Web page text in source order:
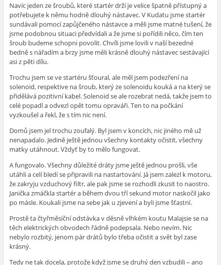
Navíc jeden ze šroubů, které startér drží je velice špatně přístupný a
potřebujete k němu hodně dlouhý nástavec. V Kudatu jsme startér
sundávali pomocí zapůjčeného nástavce a měli jsme matné tušení, že
jsme podobnou situaci předvídali a že jsme si pořídili něco, čím ten
šroub budeme schopni povolit. Chvíli jsme lovili v naší bezedné
bedně s nářadím a brzy jsme měli krásně dlouhý nástavec sestávající
asi z pěti dílu.
Trochu jsem se ve startéru šťoural, ale měl jsem podezření na
solenoid, respektive na šroub, který ze solenoidu kouká a na který se
přidělává pozitivní kabel. Solenoid se ale rozebrat nedá, takže jsem to
celé popadl a odvezl opět tomu opraváři. Ten to na počkání
vyzkoušel a řekl, že s tím nic není.
Domů jsem jel trochu zoufalý. Byl jsem v koncích, nic jiného mě už
nenapadalo. Jedině ještě jednou všechny kontakty očistit, všechny
matky utáhnout. Vždyť by to mělo fungovat.
A fungovalo. Všechny důležité dráty jsme ještě jednou prošli, vše
utáhli a celí bledí se připravili na nastartování. Já jsem zalezl k motoru,
že zakryju vzduchový filtr, ale pak jsme se rozhodli zkusit to naostro.
Janička zmáčkla startér a během dvou tří sekund motor naskočil jako
po másle. Koukali jsme na sebe jak u zjevení a byli jsme šťastní.
Prostě ta čtyřměsíční odstávka v děsně vlhkém koutu Malajsie se na
těch elektrických obvodech řádně podepsala. Nebo nevím. Nic
nebylo rozbitý, jenom pár drátů bylo třeba očistit a svět byl zase
krásný.
Tedy ne tak docela, protože když jsme se druhý den vzbudili – ano